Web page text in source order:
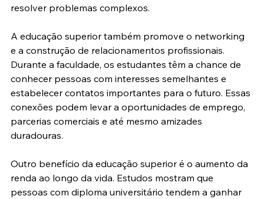
resolver problemas complexos.
A educação superior também promove o networking
e a construção de relacionamentos profissionais.
Durante a faculdade, os estudantes têm a chance de
conhecer pessoas com interesses semelhantes e
estabelecer contatos importantes para o futuro. Essas
conexões podem levar a oportunidades de emprego,
parcerias comerciais e até mesmo amizades
duradouras.
Outro benefício da educação superior é o aumento da
renda ao longo da vida. Estudos mostram que
pessoas com diploma universitário tendem a ganhar